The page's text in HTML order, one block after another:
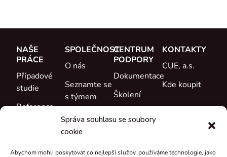
Správa souhlasu se soubory
cookie
Abychom mohli poskytovat co nejlepší služby, používáme technologie, jako
NAŠE
PRÁCE
Případové
studie
Reference
Co je nového
SPOLEČNOST
O nás
Seznamte se
s týmem
Kariéra
Certifikáty a
CENTRUM
PODPORY
Dokumentace
Školení
KONTAKTY
CUE, a.s.
Kde koupit